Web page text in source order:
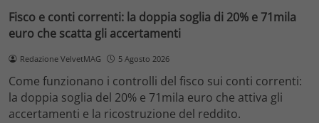
Fisco e conti correnti: la doppia soglia di 20% e 71mila
euro che scatta gli accertamenti
Redazione VelvetMAG 5 Agosto 2026
Come funzionano i controlli del fisco sui conti correnti:
la doppia soglia del 20% e 71mila euro che attiva gli
accertamenti e la ricostruzione del reddito.